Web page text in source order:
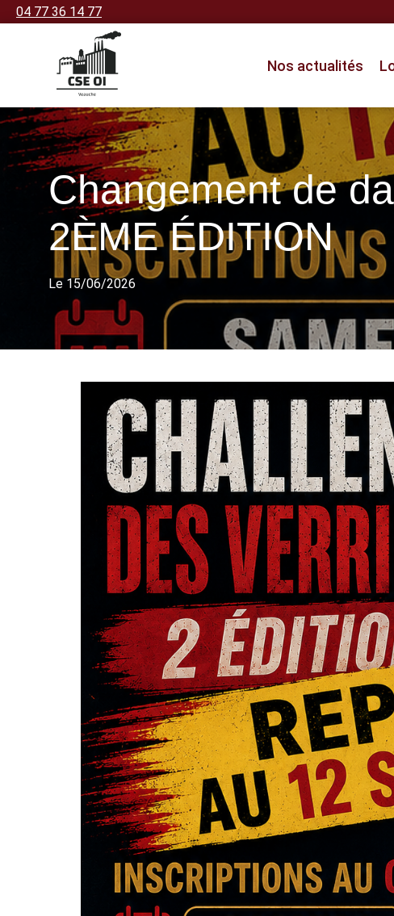
04 77 36 14 77
Nos actualités
Changement de
2ÈME ÉDITION
Le 15/06/2026